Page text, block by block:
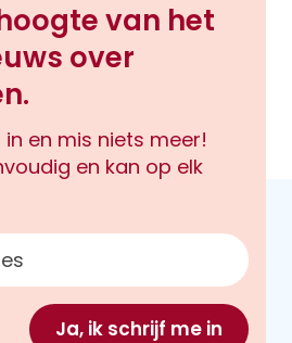
van het
over
en mis niets meer!
en kan op elk
Ja, ik schrijf me in